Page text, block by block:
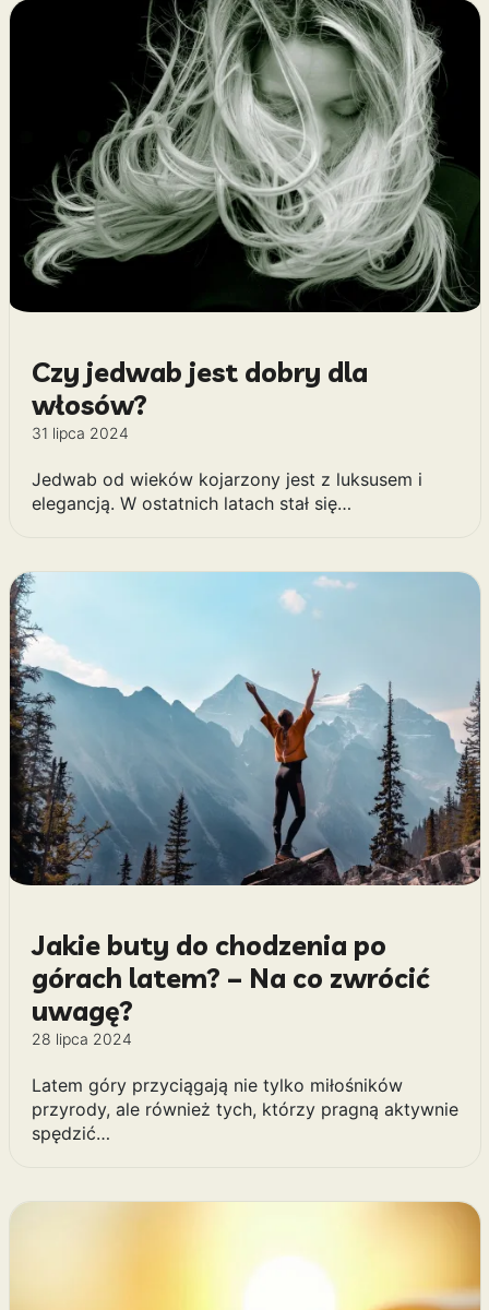
Czy jedwab jest dobry dla
włosów?
31 lipca 2024
Jedwab od wieków kojarzony jest z luksusem i
elegancją. W ostatnich latach stał się…
Jakie buty do chodzenia po
górach latem? – Na co zwrócić
uwagę?
28 lipca 2024
Latem góry przyciągają nie tylko miłośników
przyrody, ale również tych, którzy pragną aktywnie
spędzić…